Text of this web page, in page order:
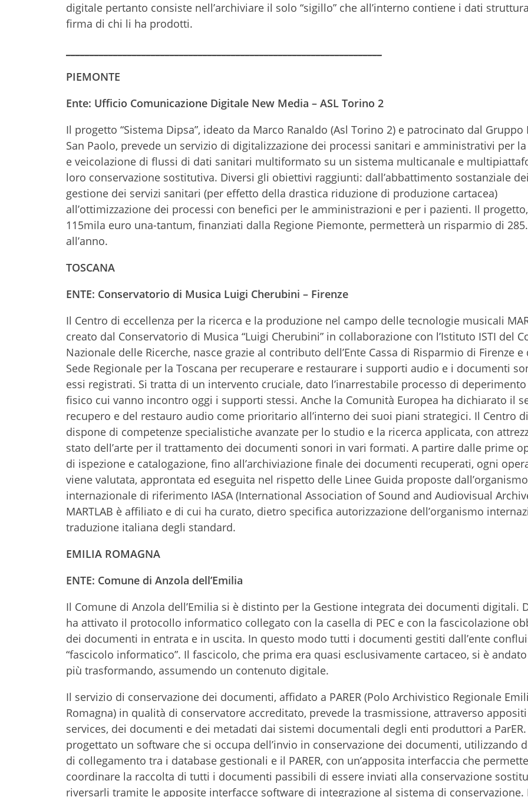
digitale pertanto consiste nell’archiviare il solo “sigillo” che all’interno contiene i dati
firma di chi li ha prodotti.
PIEMONTE
Ente: Ufficio Comunicazione Digitale New Media – ASL Torino 2
Il progetto “Sistema Dipsa”, ideato da Marco Ranaldo (Asl Torino 2) e patrocinato dal Gruppo
San Paolo, prevede un servizio di digitalizzazione dei processi sanitari e amministrativi per
e veicolazione di flussi di dati sanitari multiformato su un sistema multicanale e
loro conservazione sostitutiva. Diversi gli obiettivi raggiunti: dall’abbattimento sostanziale
gestione dei servizi sanitari (per effetto della drastica riduzione di produzione cartacea)
all’ottimizzazione dei processi con benefici per le amministrazioni e per i pazienti. Il
115mila euro una-tantum, finanziati dalla Regione Piemonte, permetterà un risparmio di
all’anno.
TOSCANA
ENTE: Conservatorio di Musica Luigi Cherubini – Firenze
Il Centro di eccellenza per la ricerca e la produzione nel campo delle tecnologie musicali
creato dal Conservatorio di Musica “Luigi Cherubini” in collaborazione con l’Istituto ISTI del
Nazionale delle Ricerche, nasce grazie al contributo dell’Ente Cassa di Risparmio di Firenze e
Sede Regionale per la Toscana per recuperare e restaurare i supporti audio e i documenti
essi registrati. Si tratta di un intervento cruciale, dato l’inarrestabile processo di
fisico cui vanno incontro oggi i supporti stessi. Anche la Comunità Europea ha dichiarato il
recupero e del restauro audio come prioritario all’interno dei suoi piani strategici. Il Centro
dispone di competenze specialistiche avanzate per lo studio e la ricerca applicata, con
stato dell’arte per il trattamento dei documenti sonori in vari formati. A partire dalle prime
di ispezione e catalogazione, fino all’archiviazione finale dei documenti recuperati, ogni
viene valutata, approntata ed eseguita nel rispetto delle Linee Guida proposte dall’organismo
internazionale di riferimento IASA (International Association of Sound and Audiovisual
MARTLAB è affiliato e di cui ha curato, dietro specifica autorizzazione dell’organismo
traduzione italiana degli standard.
EMILIA ROMAGNA
ENTE: Comune di Anzola dell’Emilia
Il Comune di Anzola dell’Emilia si è distinto per la Gestione integrata dei documenti digitali.
ha attivato il protocollo informatico collegato con la casella di PEC e con la fascicolazione
dei documenti in entrata e in uscita. In questo modo tutti i documenti gestiti dall’ente
“fascicolo informatico”. Il fascicolo, che prima era quasi esclusivamente cartaceo, si è
più trasformando, assumendo un contenuto digitale.
Il servizio di conservazione dei documenti, affidato a PARER (Polo Archivistico Regionale
Romagna) in qualità di conservatore accreditato, prevede la trasmissione, attraverso
services, dei documenti e dei metadati dai sistemi documentali degli enti produttori a ParER.
progettato un software che si occupa dell’invio in conservazione dei documenti, utilizzando
di collegamento tra i database gestionali e il PARER, con un’apposita interfaccia che
coordinare la raccolta di tutti i documenti passibili di essere inviati alla conservazione
riversarli tramite le apposite interfacce software di integrazione al sistema di conservazione.